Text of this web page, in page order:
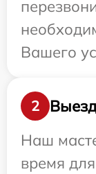
Вашего
2
Наш
время